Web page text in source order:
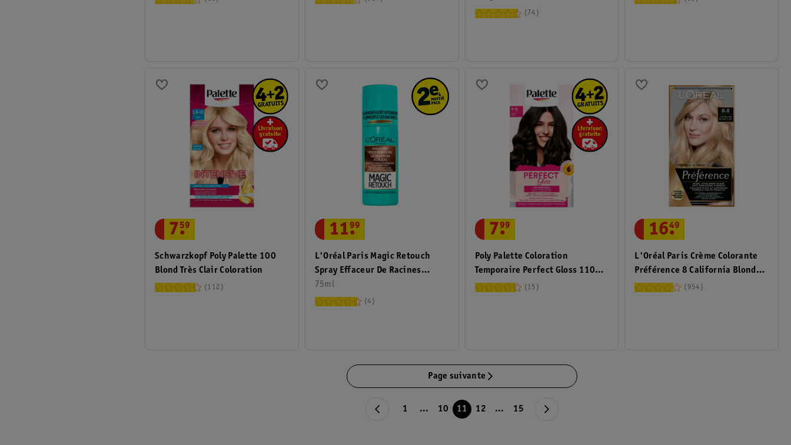
74
Schwarzkopf Poly Palette 100
Blond Très Clair Coloration
7.
59
112
L'Oréal Paris Magic Retouch
Spray Effaceur De Racines
Marron Acajou
75ml
11.
99
4
Poly Palette Coloration
Temporaire Perfect Gloss 110
Noir
7.
99
15
L'Oréal Paris Crème Colorante
Préférence 8 California Blond
Clair
16.
49
954
Page suivante
1 ... 10 11 12 ... 15